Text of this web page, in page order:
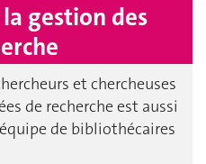
gestion des
et chercheuses
de recherche est aussi
de bibliothécaires